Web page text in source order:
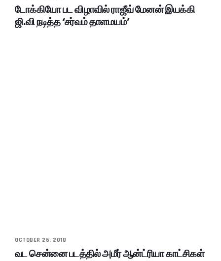
டோக்கியோ பட விழாவில் ராஜீவ் மேனன் இயக்கி
ஜி.வி நடித்த ‘சர்வம் தாளமயம்’
OCTOBER 26, 2018
வட சென்னை படத்தில் அமீர் ஆன்ட்ரியா காட்சிகள்